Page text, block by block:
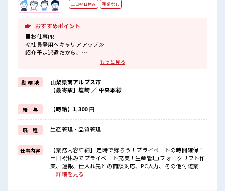
土日祝日休み 残業なし
おすすめポイント
■お仕事PR
≪社員登用へキャリアアップ≫
紹介予定派遣だから、
自分に職場が合うかお試しできるのがウレシイですね☆
時間をしっかり確保できる、
残業基本ナシのお仕事♪
オンとオフをきっちり切り替えたい方にオススメ！
≪経験者優遇≫
これまでの経験を活かしませんか？
ブランクがあっても大丈夫♪
経験はちょっとだけ…という方もOK！
≪土日祝休のお仕事≫
家族や友人と一緒にプライベート満喫！
≪ラクラク制服アリ≫
制服があるので、
毎日の服装の悩み解消♪
もっと見る
勤 務 地
山梨県南アルプス市
【最寄駅】塩崎 ／ 中央本線
給 与 【時給】1,300 円
職 種 生産管理・品質管理
仕事内容
【業務内容詳細】 定時で帰ろう！プライベートの時間確保！
土日祝休みでプライベート充実！生産管理(フォークリフト作
業、運搬、仕入れ先との商談対応、PC入力、その他付随業務)
【取扱製品情報】 金属精密切削部品 ■お仕事PR ≪社員登用へ
…詳細を見る